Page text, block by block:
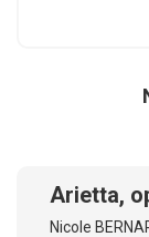
Arietta,
Nicole